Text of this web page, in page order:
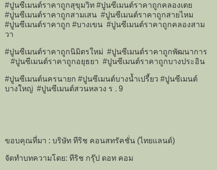
#ปูนซีเมนต์ราคาถูกสุขุมวิท #ปูนซีเมนต์ราคาถูกคลองเตย
#ปูนซีเมนต์ราคาถูกสามเสน #ปูนซีเมนต์ราคาถูกสายไหม
#ปูนซีเมนต์ราคาถูก #บางเขน #ปูนซีเมนต์ราคาถูกคลองสาม
วา
#ปูนซีเมนต์ราคาถูกนิมิตรใหม่ #ปูนซีเมนต์ราคาถูกพัฒนาการ
#ปูนซีเมนต์ราคาถูกอยุธยา #ปูนซีเมนต์ราคาถูกบางประอิน
#ปูนซีเมนต์นครนายก #ปูนซีเมนต์บางน้ำเปรี้ยว #ปูนซีเมนต์
บางใหญ่ #ปูนซีเมนต์สวนหลวง ร . 9
ขอบคุณที่มา : บริษัท ทีริช คอนสทรัคชั่น (ไทยแลนด์)
จัดทำบทความโดย: ทีริช กรุ๊ป ดอท คอม